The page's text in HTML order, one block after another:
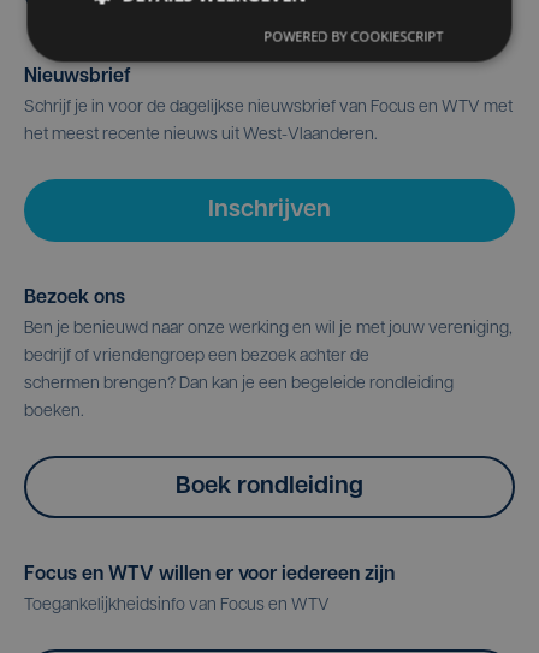
Nieuwsbrief
Schrijf je in voor de dagelijkse nieuwsbrief van Focus en WTV met
het meest recente nieuws uit West-Vlaanderen.
Inschrijven
Bezoek ons
Ben je benieuwd naar onze werking en wil je met jouw vereniging,
bedrijf of vriendengroep een bezoek achter de
schermen brengen? Dan kan je een begeleide rondleiding
boeken.
Boek rondleiding
Focus en WTV willen er voor iedereen zijn
Toegankelijkheidsinfo van Focus en WTV
POWERED BY COOKIESCRIPT